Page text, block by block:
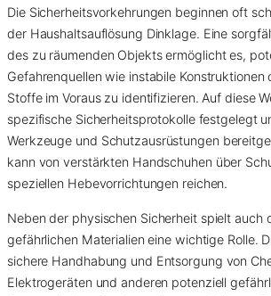
Die Sicherheitsvorkehrungen beginnen oft
der Haushaltsauflösung Dinklage. Eine
des zu räumenden Objekts ermöglicht es,
Gefahrenquellen wie instabile Konstruktionen
Stoffe im Voraus zu identifizieren. Auf diese
spezifische Sicherheitsprotokolle festgelegt
Werkzeuge und Schutzausrüstungen
kann von verstärkten Handschuhen über
speziellen Hebevorrichtungen reichen.
Neben der physischen Sicherheit spielt auch
gefährlichen Materialien eine wichtige Rolle.
sichere Handhabung und Entsorgung von
Elektrogeräten und anderen potenziell